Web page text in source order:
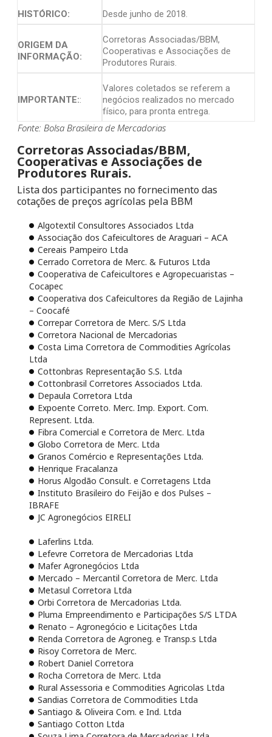
HISTÓRICO: Desde junho de 2018.
ORIGEM DA
INFORMAÇÃO:
Corretoras Associadas/BBM,
Cooperativas e Associações de
Produtores Rurais.
IMPORTANTE::
Valores coletados se referem a
negócios realizados no mercado
físico, para pronta entrega.
Fonte: Bolsa Brasileira de Mercadorias
Corretoras Associadas/BBM,
Cooperativas e Associações de
Produtores Rurais.
Lista dos participantes no fornecimento das
cotações de preços agrícolas pela BBM
Algotextil Consultores Associados Ltda
Associação dos Cafeicultores de Araguari – ACA
Cereais Pampeiro Ltda
Cerrado Corretora de Merc. & Futuros Ltda
Cooperativa de Cafeicultores e Agropecuaristas –
Cocapec
Cooperativa dos Cafeicultores da Região de Lajinha
– Coocafé
Correpar Corretora de Merc. S/S Ltda
Corretora Nacional de Mercadorias
Costa Lima Corretora de Commodities Agrícolas
Ltda
Cottonbras Representação S.S. Ltda
Cottonbrasil Corretores Associados Ltda.
Depaula Corretora Ltda
Expoente Correto. Merc. Imp. Export. Com.
Represent. Ltda.
Fibra Comercial e Corretora de Merc. Ltda
Globo Corretora de Merc. Ltda
Granos Comércio e Representações Ltda.
Henrique Fracalanza
Horus Algodão Consult. e Corretagens Ltda
Instituto Brasileiro do Feijão e dos Pulses –
IBRAFE
JC Agronegócios EIRELI
Laferlins Ltda.
Lefevre Corretora de Mercadorias Ltda
Mafer Agronegócios Ltda
Mercado – Mercantil Corretora de Merc. Ltda
Metasul Corretora Ltda
Orbi Corretora de Mercadorias Ltda.
Pluma Empreendimento e Participações S/S LTDA
Renato – Agronegócio e Licitações Ltda
Renda Corretora de Agroneg. e Transp.s Ltda
Risoy Corretora de Merc.
Robert Daniel Corretora
Rocha Corretora de Merc. Ltda
Rural Assessoria e Commodities Agricolas Ltda
Sandias Corretora de Commodities Ltda
Santiago & Oliveira Com. e Ind. Ltda
Santiago Cotton Ltda